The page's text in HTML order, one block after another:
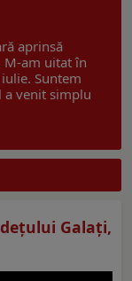
aprinsă
M-am uitat în
Suntem
a venit simplu
Galaţi,